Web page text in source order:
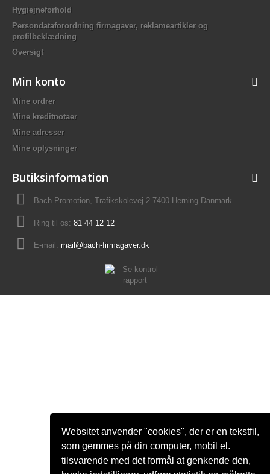
Websitet anvender "cookies", der er en tekstfil,
som gemmes på din computer, mobil el.
tilsvarende med det formål at genkende den,
Hygiejneforhold
Persondataforordning firmagaver, reklameartikler og
profilbeklædning
Oversigt
Min konto
Mine ordrer
Mine kreditnotaer
Mine adresser
Mine oplysninger
Butiksinformation
Bach Promotion, Trafikskolevej 2 7400 Herning Danmark
Ring til os: 81 44 12 12
E-mail: mail@bach-firmagaver.dk